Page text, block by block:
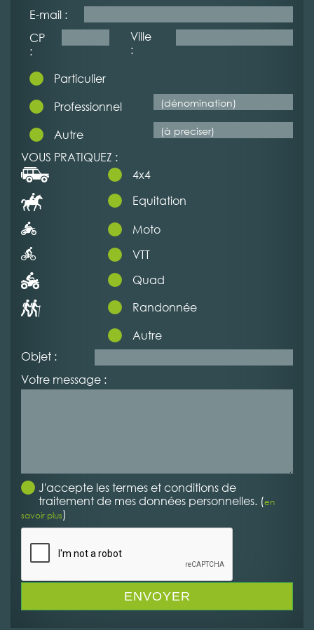
E-mail :
CP
:
Ville
:
Particulier
Professionnel
Autre
VOUS PRATIQUEZ :
4x4
Equitation
Moto
VTT
Quad
Randonnée
Autre
Objet :
Votre message :
J'accepte les termes et conditions de
traitement de mes données personnelles. (en
savoir plus)